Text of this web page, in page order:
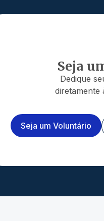
Seja
Dedique
diretamente
Seja um Voluntário